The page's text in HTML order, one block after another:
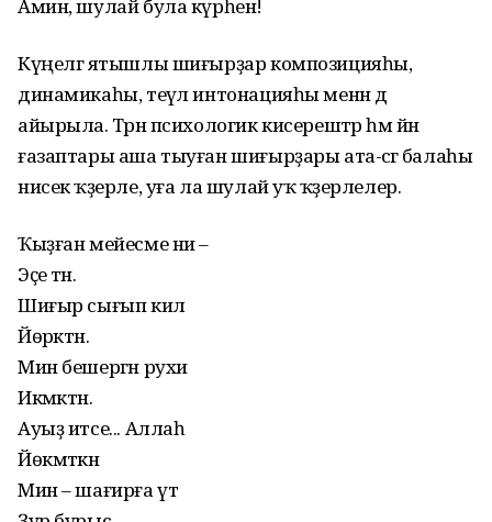
Амин, шулай була күрһен!
Күңелгә ятышлы шиғырҙар композицияһы,
динамикаһы, теүәл интонацияһы менән дә
айырыла. Тәрән психологик кисерештәр һәм йән
ғазаптары аша тыуған шиғырҙары ата-әсәгә балаһы
нисек ҡәҙерле, уға ла шулай уҡ ҡәҙерлелер.
Ҡыҙған мейесме ни –
Эҫе тән.
Шиғыр сығып килә
Йөрәктән.
Мин бешергән рухи
Икмәктән.
Ауыҙ итсе... Аллаһ
Йөкмәткән
Мин – шағирға үтә